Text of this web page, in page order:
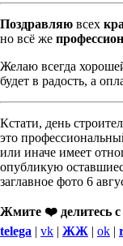
Поздравляю всех
но всё же
Желаю всегда
будет в радость, а
Кстати, день
это
или иначе имеет
опубликую
заглавное фото 6
Жмите ❤️ делитесь с
telega | vk | ЖЖ | ok |